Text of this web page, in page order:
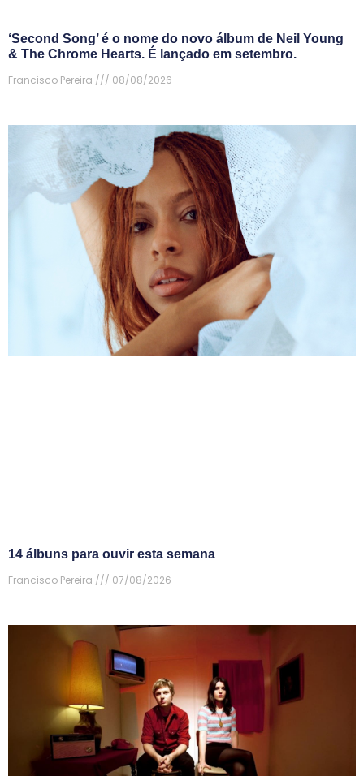
‘Second Song’ é o nome do novo álbum de Neil Young
& The Chrome Hearts. É lançado em setembro.
Francisco Pereira
08/08/2026
14 álbuns para ouvir esta semana
Francisco Pereira
07/08/2026